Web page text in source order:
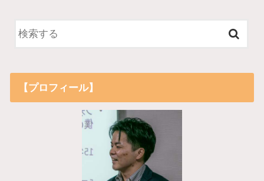
【プロフィール】